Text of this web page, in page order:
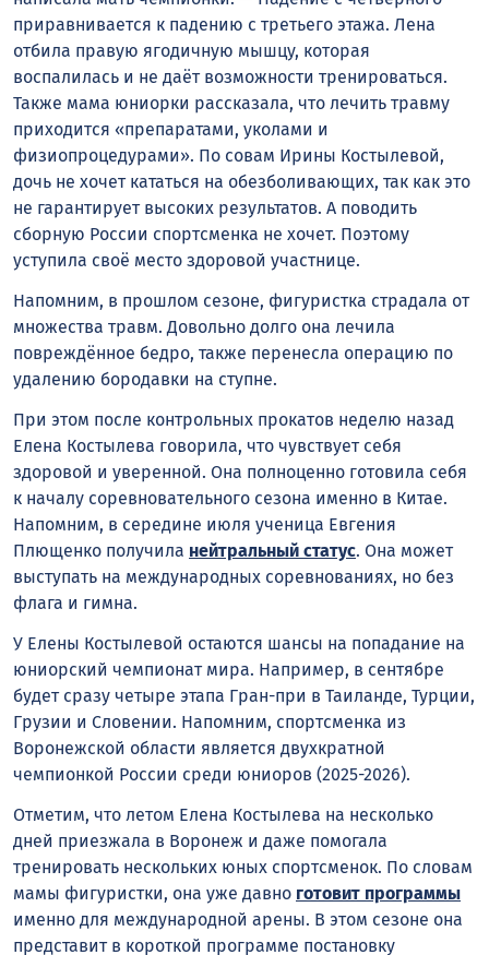
приравнивается к падению с третьего этажа. Лена
отбила правую ягодичную мышцу, которая
воспалилась и не даëт возможности тренироваться.
Также мама юниорки рассказала, что лечить травму
приходится «препаратами, уколами и
физиопроцедурами». По совам Ирины Костылевой,
дочь не хочет кататься на обезболивающих, так как это
не гарантирует высоких результатов. А поводить
сборную России спортсменка не хочет. Поэтому
уступила своё место здоровой участнице.
Напомним, в прошлом сезоне, фигуристка страдала от
множества травм. Довольно долго она лечила
повреждённое бедро, также перенесла операцию по
удалению бородавки на ступне.
При этом после контрольных прокатов неделю назад
Елена Костылева говорила, что чувствует себя
здоровой и уверенной. Она полноценно готовила себя
к началу соревновательного сезона именно в Китае.
Напомним, в середине июля ученица Евгения
Плющенко получила нейтральный статус. Она может
выступать на международных соревнованиях, но без
флага и гимна.
У Елены Костылевой остаются шансы на попадание на
юниорский чемпионат мира. Например, в сентябре
будет сразу четыре этапа Гран-при в Таиланде, Турции,
Грузии и Словении. Напомним, спортсменка из
Воронежской области является двухкратной
чемпионкой России среди юниоров (2025-2026).
Отметим, что летом Елена Костылева на несколько
дней приезжала в Воронеж и даже помогала
тренировать нескольких юных спортсменок. По словам
мамы фигуристки, она уже давно готовит программы
именно для международной арены. В этом сезоне она
представит в короткой программе постановку